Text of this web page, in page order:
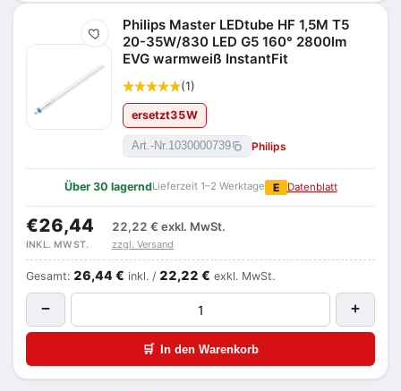
Merken
Philips Master LEDtube HF 1,5M T5
20-35W/830 LED G5 160° 2800lm
EVG warmweiß InstantFit
(1)
ersetzt35W
Art.-Nr.1030000739 Philips
Über 30 lagerndLieferzeit 1–2 Werktage E Datenblatt
€26,44 22,22 € exkl. MwSt.
INKL. MWST. zzgl. Versand
Gesamt: 26,44 € inkl. / 22,22 € exkl. MwSt.
− +
🛒 In den Warenkorb